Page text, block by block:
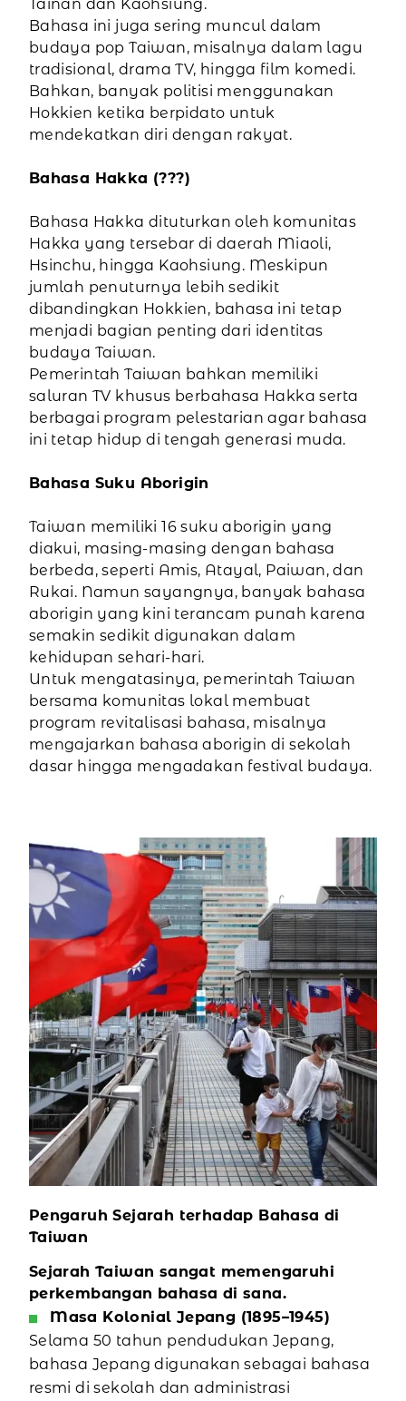
Tainan dan Kaohsiung.
Bahasa ini juga sering muncul dalam
budaya pop Taiwan, misalnya dalam lagu
tradisional, drama TV, hingga film komedi.
Bahkan, banyak politisi menggunakan
Hokkien ketika berpidato untuk
mendekatkan diri dengan rakyat.
Bahasa Hakka (???)
Bahasa Hakka dituturkan oleh komunitas
Hakka yang tersebar di daerah Miaoli,
Hsinchu, hingga Kaohsiung. Meskipun
jumlah penuturnya lebih sedikit
dibandingkan Hokkien, bahasa ini tetap
menjadi bagian penting dari identitas
budaya Taiwan.
Pemerintah Taiwan bahkan memiliki
saluran TV khusus berbahasa Hakka serta
berbagai program pelestarian agar bahasa
ini tetap hidup di tengah generasi muda.
Bahasa Suku Aborigin
Taiwan memiliki 16 suku aborigin yang
diakui, masing-masing dengan bahasa
berbeda, seperti Amis, Atayal, Paiwan, dan
Rukai. Namun sayangnya, banyak bahasa
aborigin yang kini terancam punah karena
semakin sedikit digunakan dalam
kehidupan sehari-hari.
Untuk mengatasinya, pemerintah Taiwan
bersama komunitas lokal membuat
program revitalisasi bahasa, misalnya
mengajarkan bahasa aborigin di sekolah
dasar hingga mengadakan festival budaya.
Pengaruh Sejarah terhadap Bahasa di
Taiwan
Sejarah Taiwan sangat memengaruhi
perkembangan bahasa di sana.
Masa Kolonial Jepang (1895–1945)
Selama 50 tahun pendudukan Jepang,
bahasa Jepang digunakan sebagai bahasa
resmi di sekolah dan administrasi